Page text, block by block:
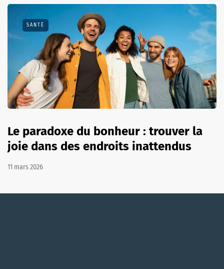
SANTÉ
Le paradoxe du bonheur : trouver la
joie dans des endroits inattendus
11 mars 2026